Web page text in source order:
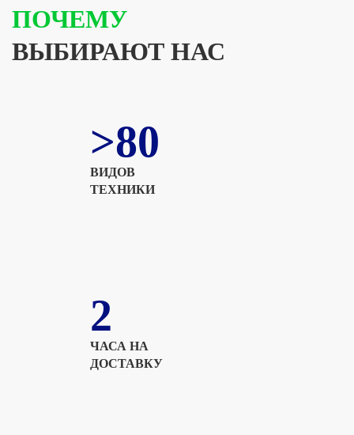
ПОЧЕМУ
ВЫБИРАЮТ НАС
>80
ВИДОВ
ТЕХНИКИ
2
ЧАСА НА
ДОСТАВКУ